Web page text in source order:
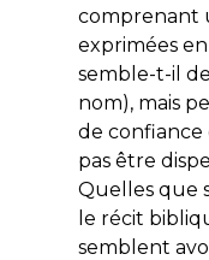
comprenant
exprimées en
semble-t-il
nom), mais
de confiance
pas être
Quelles que
le récit
semblent